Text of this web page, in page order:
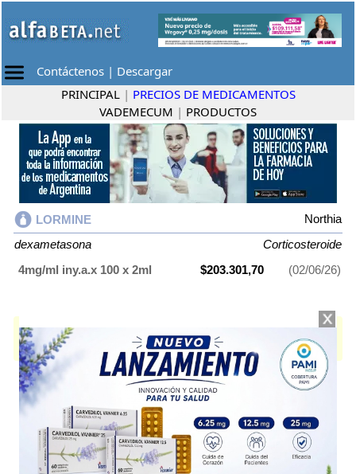
Contáctenos | Descargar
PRINCIPAL | PRECIOS DE MEDICAMENTOS
VADEMECUM | PRODUCTOS
LORMINE
Northia
dexametasona
Corticosteroide
4mg/ml iny.a.x 100 x 2ml
$203.301,70 (02/06/26)
LORMINEcontiene
producido por
y cuenta con 1 presentación disponible.
Explorar más
Otros productos condexametasona
Otros productos deNorthia